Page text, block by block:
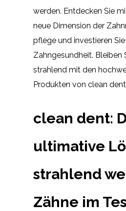
werden. Entdecken Sie
neue Dimension der
pflege und investieren Sie
Zahngesundheit. Bleiben
strahlend mit den
Produkten von clean
clean dent:
ultimative
strahlend
Zähne im